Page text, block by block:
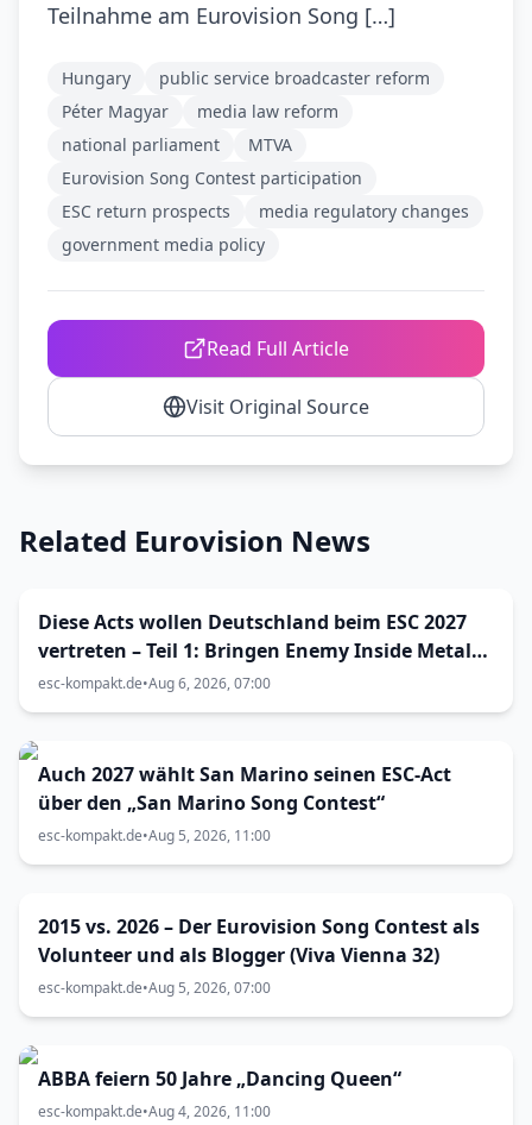
Teilnahme am Eurovision Song […]
Hungary
public service broadcaster reform
Péter Magyar
media law reform
national parliament
MTVA
Eurovision Song Contest participation
ESC return prospects
media regulatory changes
government media policy
Read Full Article
Visit Original Source
Related Eurovision News
Diese Acts wollen Deutschland beim ESC 2027
vertreten – Teil 1: Bringen Enemy Inside Metal
zum Vorentscheid?
esc-kompakt.de•Aug 6, 2026, 07:00
Auch 2027 wählt San Marino seinen ESC-Act
über den „San Marino Song Contest“
esc-kompakt.de•Aug 5, 2026, 11:00
2015 vs. 2026 – Der Eurovision Song Contest als
Volunteer und als Blogger (Viva Vienna 32)
esc-kompakt.de•Aug 5, 2026, 07:00
ABBA feiern 50 Jahre „Dancing Queen“
esc-kompakt.de•Aug 4, 2026, 11:00